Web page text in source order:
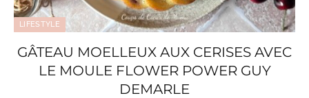
LIFESTYLE
GÂTEAU MOELLEUX AUX CERISES AVEC
LE MOULE FLOWER POWER GUY
DEMARLE